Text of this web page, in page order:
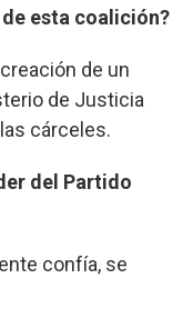
esta coalición?
de un
de Justicia
cárceles.
del Partido
confía, se